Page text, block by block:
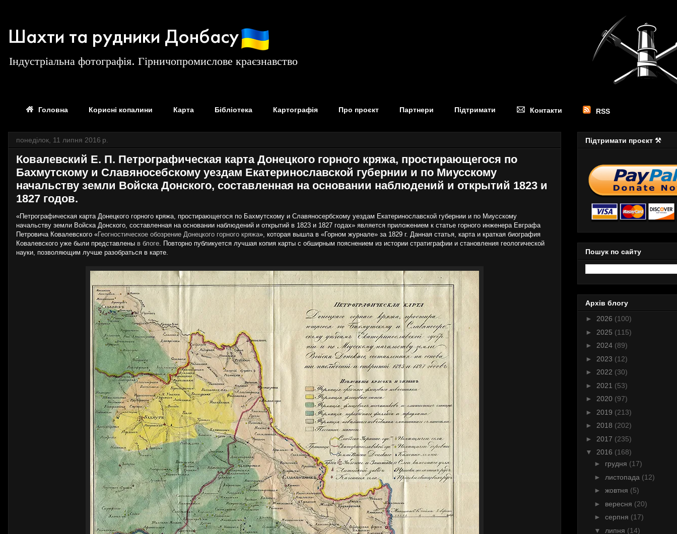
Шахти та рудники Донбасу
Індустріальна фотографія. Гірничопромислове краєзнавство
Головна Корисні копалини Карта Бібліотека Картографія Про проєкт Партнери Підтримати Контакти RSS
понеділок, 11 липня 2016 р.
Ковалевский Е. П. Петрографическая карта Донецкого горного кряжа, простирающегося по
Бахмутскому и Славяносебскому уездам Екатеринославской губернии и по Миусскому
начальству земли Войска Донского, составленная на основании наблюдений и открытий 1823 и
1827 годов.
«Петрографическая карта Донецкого горного кряжа, простирающегося по Бахмутскому и Славяносербскому уездам Екатеринославской губернии и по Миусскому
начальству земли Войска Донского, составленная на основании наблюдений и открытий в 1823 и 1827 годах» является приложением к статье горного инженера Евграфа
Петровича Ковалевского «Геогностическое обозрение Донецкого горного кряжа», которая вышла в «Горном журнале» за 1829 г. Данная статья, карта и краткая биография
Ковалевского уже были представлены в блоге. Повторно публикуется лучшая копия карты с обширным пояснением из истории стратиграфии и становления геологической
науки, позволяющим лучше разобраться в карте.
Підтримати проєкт ⚒
Пошук по сайту
Архів блогу
► 2026 (100)
► 2025 (115)
► 2024 (89)
► 2023 (12)
► 2022 (30)
► 2021 (53)
► 2020 (97)
► 2019 (213)
► 2018 (202)
► 2017 (235)
▼ 2016 (168)
► грудня (17)
► листопада (12)
► жовтня (5)
► вересня (20)
► серпня (17)
▼ липня (14)